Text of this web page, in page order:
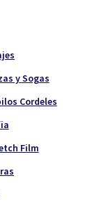
y Sogas
Cordeles
Film